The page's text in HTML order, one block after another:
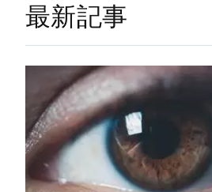
最新記事